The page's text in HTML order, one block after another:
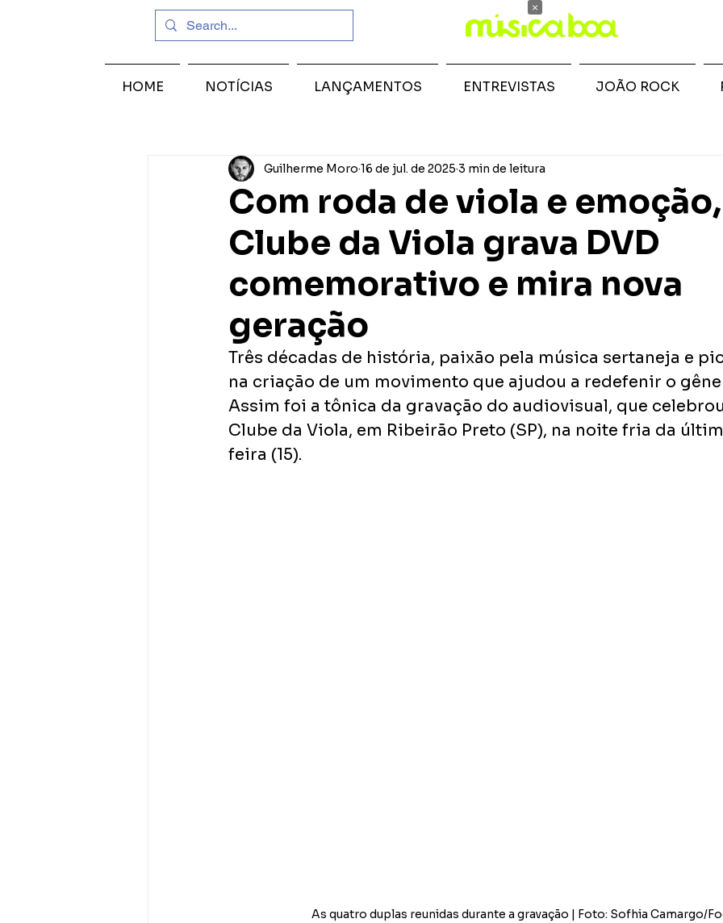
Com roda de viola e emoção,
Clube da Viola grava DVD
comemorativo e mira nova
geração
Guilherme Moro 16 de jul. de 2025 3 min de leitura
Três décadas de história, paixão pela música sertaneja e
na criação de um movimento que ajudou a redefenir o
Assim foi a tônica da gravação do audiovisual, que
Clube da Viola, em Ribeirão Preto (SP), na noite fria da
feira (15).
As quatro duplas reunidas durante a gravação | Foto: Sofhia Camargo/
HOME NOTÍCIAS LANÇAMENTOS ENTREVISTAS JOÃO ROCK
×